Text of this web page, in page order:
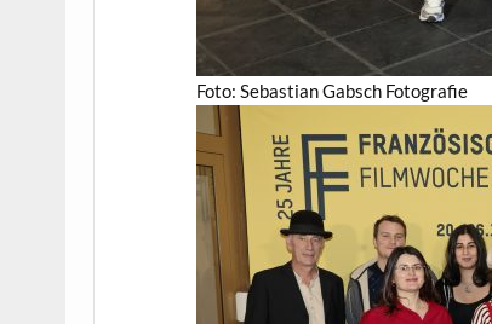
Foto: Sebastian Gabsch Fotografie